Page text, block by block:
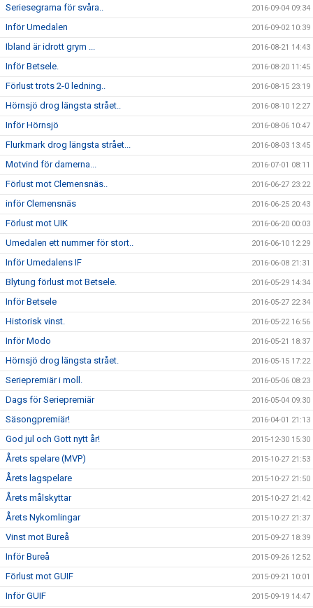
Seriesegrarna för svåra.. 2016-09-04 09:34
Inför Umedalen 2016-09-02 10:39
Ibland är idrott grym ... 2016-08-21 14:43
Inför Betsele. 2016-08-20 11:45
Förlust trots 2-0 ledning.. 2016-08-15 23:19
Hörnsjö drog längsta strået.. 2016-08-10 12:27
Inför Hörnsjö 2016-08-06 10:47
Flurkmark drog längsta strået... 2016-08-03 13:45
Motvind för damerna... 2016-07-01 08:11
Förlust mot Clemensnäs.. 2016-06-27 23:22
inför Clemensnäs 2016-06-25 20:43
Förlust mot UIK 2016-06-20 00:03
Umedalen ett nummer för stort.. 2016-06-10 12:29
Inför Umedalens IF 2016-06-08 21:31
Blytung förlust mot Betsele. 2016-05-29 14:34
Inför Betsele 2016-05-27 22:34
Historisk vinst. 2016-05-22 16:56
Inför Modo 2016-05-21 18:37
Hörnsjö drog längsta strået. 2016-05-15 17:22
Seriepremiär i moll. 2016-05-06 08:23
Dags för Seriepremiär 2016-05-04 09:30
Säsongpremiär! 2016-04-01 21:13
God jul och Gott nytt år! 2015-12-30 15:30
Årets spelare (MVP) 2015-10-27 21:53
Årets lagspelare 2015-10-27 21:50
Årets målskyttar 2015-10-27 21:42
Årets Nykomlingar 2015-10-27 21:37
Vinst mot Bureå 2015-09-27 18:39
Inför Bureå 2015-09-26 12:52
Förlust mot GUIF 2015-09-21 10:01
Inför GUIF 2015-09-19 14:47